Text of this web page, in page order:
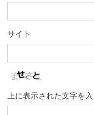
サイト
上に表示された文字を